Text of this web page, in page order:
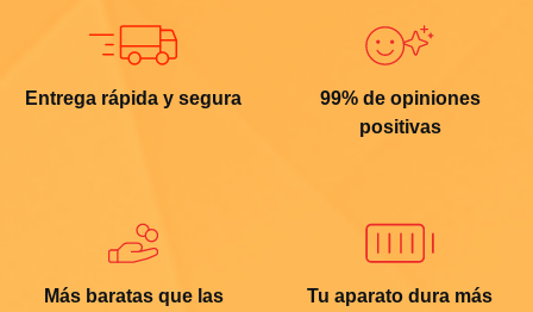
Entrega rápida y segura
99% de opiniones
positivas
Más baratas que las
Tu aparato dura más